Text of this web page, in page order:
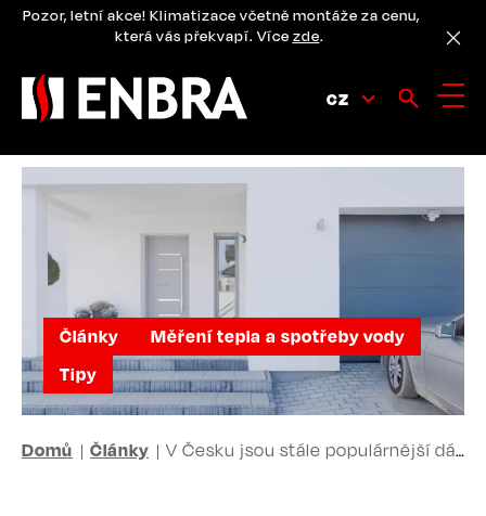
PřejítPozor, letní akce! Klimatizace včetně montáže za cenu,
která vás překvapí. Více zde.
CZ
Články
Měření tepla a spotřeby vody
Tipy
DROBEČKOVÁ
Domů Články V Česku jsou stále populárnější dálkové odečty. Za několik let budou plošným standardem.